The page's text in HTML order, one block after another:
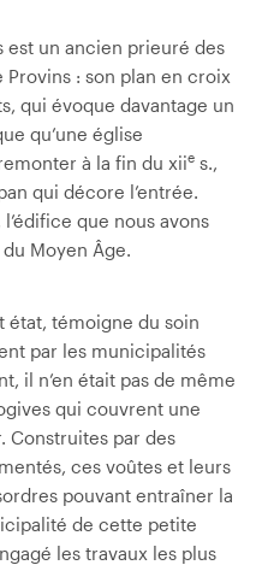
est un ancien prieuré des
Provins : son plan en croix
qui évoque davantage un
qu’une église
à la fin du xiie s.,
qui décore l’entrée.
que nous avons
Moyen Âge.
état, témoigne du soin
par les municipalités
il n’en était pas de même
qui couvrent une
par des
ces voûtes et leurs
pouvant entraîner la
de cette petite
les travaux les plus